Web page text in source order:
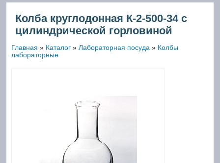
Колба круглодонная К-2-500-34 с
цилиндрической горловиной
Главная » Каталог » Лабораторная посуда » Колбы
лабораторные